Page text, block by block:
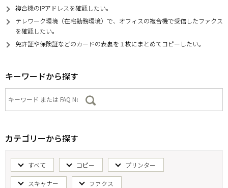
複合機のIPアドレスを確認したい。
テレワーク環境（在宅勤務環境）で、オフィスの複合機で受信したファクス
を確認したい。
免許証や保険証などのカードの表裏を１枚にまとめてコピーしたい。
キーワードから探す
カテゴリーから探す
すべて コピー プリンター
スキャナー ファクス